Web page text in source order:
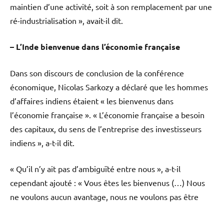
maintien d’une activité, soit à son remplacement par une
ré-industrialisation », avait-il dit.
– L’Inde bienvenue dans l’économie française
Dans son discours de conclusion de la conférence
économique, Nicolas Sarkozy a déclaré que les hommes
d’affaires indiens étaient « les bienvenus dans
l’économie française ». « L’économie française a besoin
des capitaux, du sens de l’entreprise des investisseurs
indiens », a-t-il dit.
« Qu’il n’y ait pas d’ambiguïté entre nous », a-t-il
cependant ajouté : « Vous êtes les bienvenus (…) Nous
ne voulons aucun avantage, nous ne voulons pas être